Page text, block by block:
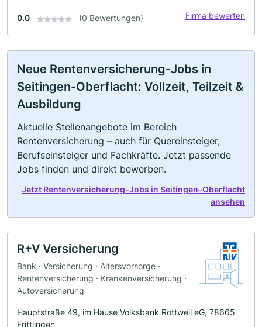
0.0 (0 Bewertungen) Firma bewerten
Neue Rentenversicherung-Jobs in
Seitingen-Oberflacht: Vollzeit, Teilzeit &
Ausbildung
Aktuelle Stellenangebote im Bereich
Rentenversicherung – auch für Quereinsteiger,
Berufseinsteiger und Fachkräfte. Jetzt passende
Jobs finden und direkt bewerben.
Jetzt Rentenversicherung-Jobs in Seitingen-Oberflacht
ansehen
R+V Versicherung
Bank · Versicherung · Altersvorsorge ·
Rentenversicherung · Krankenversicherung ·
Autoversicherung
Hauptstraße 49, im Hause Volksbank Rottweil eG, 78665
Frittlingen